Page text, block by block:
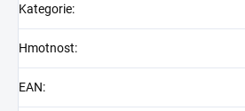
Kategorie:
Hmotnost:
EAN: